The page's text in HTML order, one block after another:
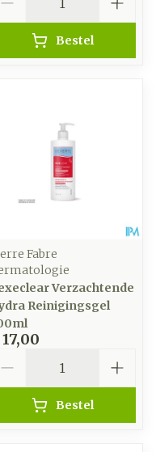
Bestel
Fabre
Verzachtende
Reinigingsgel
Bestel